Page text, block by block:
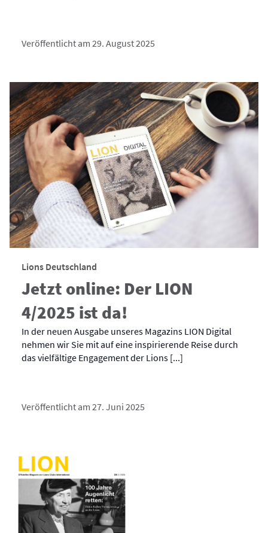
Veröffentlicht am 29. August 2025
Lions Deutschland
Jetzt online: Der LION
4/2025 ist da!
In der neuen Ausgabe unseres Magazins LION Digital
nehmen wir Sie mit auf eine inspirierende Reise durch
das vielfältige Engagement der Lions [...]
Veröffentlicht am 27. Juni 2025